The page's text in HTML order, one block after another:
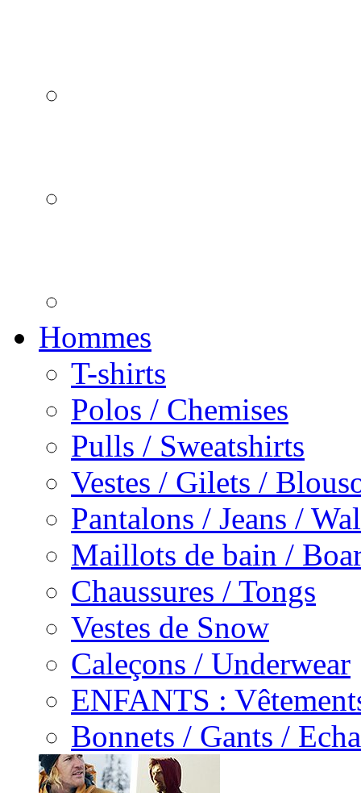
Hommes
T-shirts
Polos / Chemises
Pulls / Sweatshirts
Vestes / Gilets /
Pantalons / Jeans /
Maillots de bain /
Chaussures / Tongs
Vestes de Snow
Caleçons / Underwear
ENFANTS :
Bonnets / Gants /